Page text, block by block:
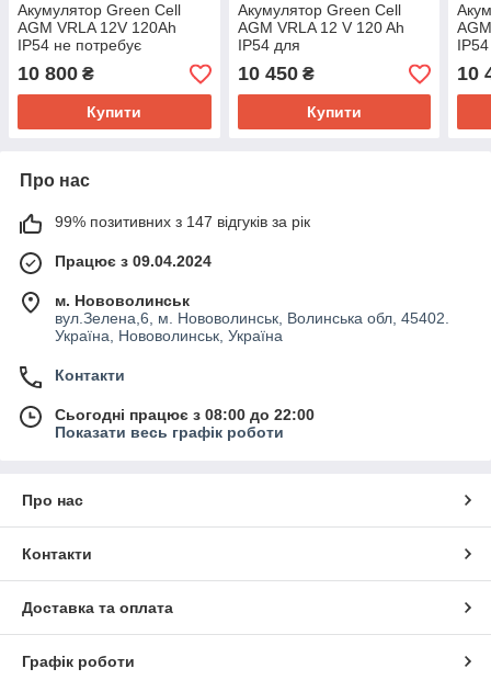
Акумулятор Green Cell
AGM VRLA 12V 120Ah
IP54 не потребує
облуговування (термін
служби - 5 років)
10 800 ₴
Купити
Акумулятор Green Cell
AGM VRLA 12 V 120 Ah
IP54 для
фотоелектричних систем,
яхт, човнів, сонячних
панелей
10 450₴
Купити
та
10
Про нас
99% позитивних з 147 відгуків за рік
Працює з 09.04.2024
м. Нововолинськ
вул.Зелена,6, м. Нововолинськ, Волинська обл, 45402.
Україна, Нововолинськ, Україна
Контакти
Сьогодні працює з 08:00 до 22:00
Показати весь графік роботи
Про нас
Контакти
Доставка та оплата
Графік роботи